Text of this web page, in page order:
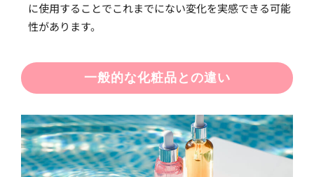
に使用することでこれまでにない変化を実感できる可能
性があります。
一般的な化粧品との違い